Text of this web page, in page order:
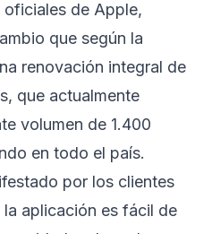
oficiales de Apple,
que según la
renovación integral de
que actualmente
volumen de 1.400
en todo el país.
por los clientes
aplicación es fácil de